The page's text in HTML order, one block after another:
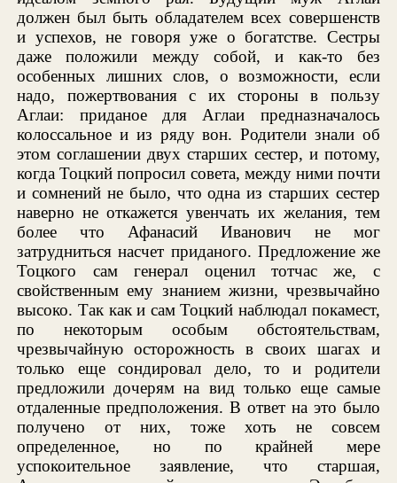
должен был быть обладателем всех совершенств
и успехов, не говоря уже о богатстве. Сестры
даже положили между собой, и как-то без
особенных лишних слов, о возможности, если
надо, пожертвования с их стороны в пользу
Аглаи: приданое для Аглаи предназначалось
колоссальное и из ряду вон. Родители знали об
этом соглашении двух старших сестер, и потому,
когда Тоцкий попросил совета, между ними почти
и сомнений не было, что одна из старших сестер
наверно не откажется увенчать их желания, тем
более что Афанасий Иванович не мог
затрудниться насчет приданого. Предложение же
Тоцкого сам генерал оценил тотчас же, с
свойственным ему знанием жизни, чрезвычайно
высоко. Так как и сам Тоцкий наблюдал покамест,
по некоторым особым обстоятельствам,
чрезвычайную осторожность в своих шагах и
только еще сондировал дело, то и родители
предложили дочерям на вид только еще самые
отдаленные предположения. В ответ на это было
получено от них, тоже хоть не совсем
определенное, но по крайней мере
успокоительное заявление, что старшая,